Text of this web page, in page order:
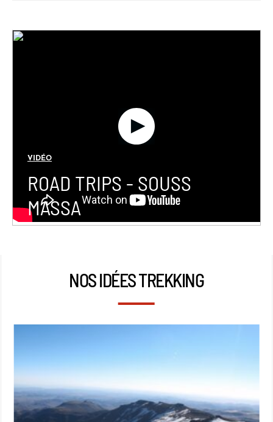
VIDÉO
ROAD TRIPS - SOUSS
MASSA
NOS IDÉES TREKKING